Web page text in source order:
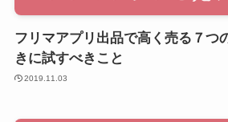
フリマアプリ出品で高く売る７つ
きに試すべきこと
2019.11.03